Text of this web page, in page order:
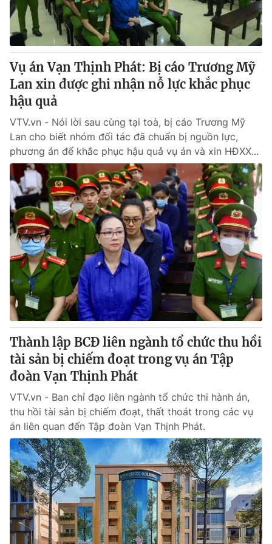
Thị trường 24h Tấm lòng Việt
VTV4 Vươn mình bằng AI
VTV9 VTV8
Liên hệ tòa soạn
THỜI BÁO VTV
Theo dõi báo trên
Cơ quan chủ quản:
Đài Truyền hình Việt Nam
Cơ quan báo chí:
Thời báo VTV
Giấy phép hoạt động báo in và báo điện tử số 483/GP-BTTTT
cấp ngày 29/12/2023
Tổng Biên tập:Vũ Thanh Thủy
Phó Tổng Biên tập:Nguyễn Thị Mỹ Hạnh, Phạm Quốc Thắng,
Nguyễn Trọng Ninh
Tổng đài VTV: 024.38 355 931 - 024.38 355 932
Ðiện thoại Thời báo VTV: 024.66 897 897
toasoan@vtv.vn
Liên hệ quảng cáo: 024-7300.7108
Vụ án Vạn Thịnh Phát: Bị cáo Trương Mỹ
Lan xin được ghi nhận nỗ lực khắc phục
hậu quả
VTV.vn - Nói lời sau cùng tại toà, bị cáo Trương Mỹ
Lan cho biết nhóm đối tác đã chuẩn bị nguồn lực,
phương án để khắc phục hậu quả vụ án và xin HĐXX...
Thành lập BCĐ liên ngành tổ chức thu hồi
tài sản bị chiếm đoạt trong vụ án Tập
đoàn Vạn Thịnh Phát
VTV.vn - Ban chỉ đạo liên ngành tổ chức thi hành án,
thu hồi tài sản bị chiếm đoạt, thất thoát trong các vụ
án liên quan đến Tập đoàn Vạn Thịnh Phát.